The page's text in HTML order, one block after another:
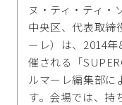
ヌ・ティ・ティ・
中央区、代表取締
ーレ）は、2014
催される「
ルマーレ編集部に
す。会場では、持